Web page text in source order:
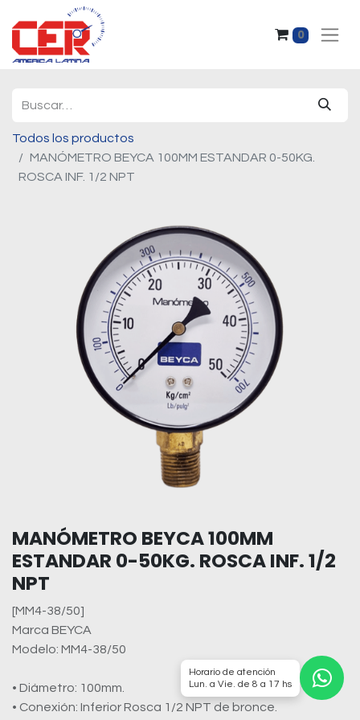
0
Todos los productos
MANÓMETRO BEYCA 100MM ESTANDAR 0-50KG.
ROSCA INF. 1/2 NPT
MANÓMETRO BEYCA 100MM
ESTANDAR 0-50KG. ROSCA INF. 1/2
NPT
[MM4-38/50]
Marca BEYCA
Modelo: MM4-38/50
• Diámetro: 100mm.
• Conexión: Inferior Rosca 1/2 NPT de bronce.
Horario de atención
Lun. a Vie. de 8 a 17 hs